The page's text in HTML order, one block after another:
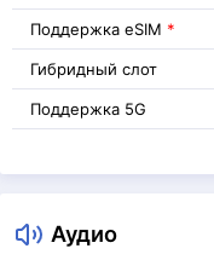
Поддержка eSIM *
Гибридный слот
Поддержка 5G
Аудио